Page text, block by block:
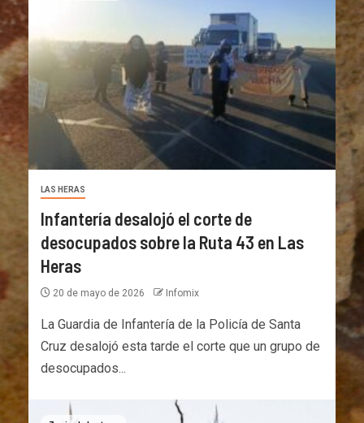
LAS HERAS
Infantería desalojó el corte de
desocupados sobre la Ruta 43 en Las
Heras
20 de mayo de 2026 Infomix
La Guardia de Infantería de la Policía de Santa
Cruz desalojó esta tarde el corte que un grupo de
desocupados...